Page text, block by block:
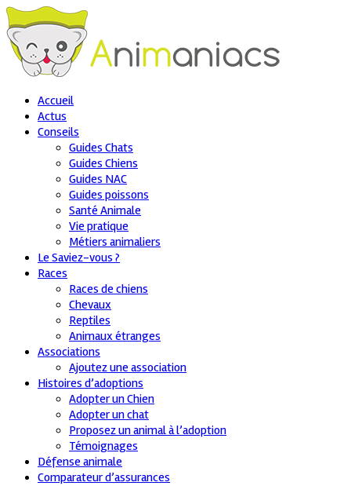
Accueil
Actus
Conseils
Guides Chats
Guides Chiens
Guides NAC
Guides poissons
Santé Animale
Vie pratique
Métiers animaliers
Le Saviez-vous ?
Races
Races de chiens
Chevaux
Reptiles
Animaux étranges
Associations
Ajoutez une association
Histoires d’adoptions
Adopter un Chien
Adopter un chat
Proposez un animal à l’adoption
Témoignages
Défense animale
Comparateur d’assurances